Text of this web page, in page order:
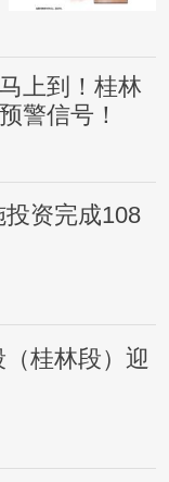
上到！桂林
警信号！
资完成108
桂林段）迎